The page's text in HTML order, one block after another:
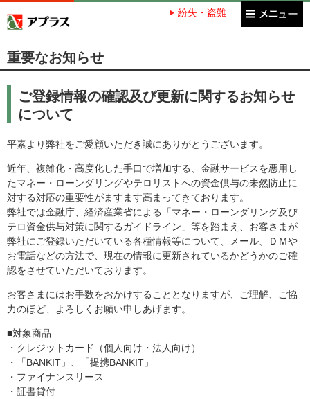
アプラス SBI新生銀行グループ紛失・盗難
重要なお知らせ
ご登録情報の確認及び更新に関するお知らせ
について
平素より弊社をご愛顧いただき誠にありがとうございます。
近年、複雑化・高度化した手口で増加する、金融サービスを悪用し
たマネー・ローンダリングやテロリストへの資金供与の未然防止に
対する対応の重要性がますます高まってきております。
弊社では金融庁、経済産業省による「マネー・ローンダリング及び
テロ資金供与対策に関するガイドライン」等を踏まえ、お客さまが
弊社にご登録いただいている各種情報等について、メール、ＤＭや
お電話などの方法で、現在の情報に更新されているかどうかのご確
認をさせていただいております。
お客さまにはお手数をおかけすることとなりますが、ご理解、ご協
力のほど、よろしくお願い申しあげます。
■対象商品
・クレジットカード（個人向け・法人向け）
・「BANKIT」、「提携BANKIT」
・ファイナンスリース
・証書貸付